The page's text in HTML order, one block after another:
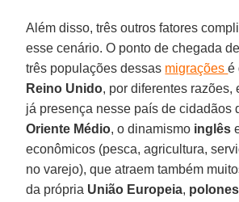
Além disso, três outros fatores
esse cenário. O ponto de chegada
três populações dessas migraçõesé
Reino Unido, por diferentes razões,
já presença nesse país de cidadãos
Oriente Médio, o dinamismo inglês
econômicos (pesca, agricultura,
no varejo), que atraem também
da própria União Europeia,